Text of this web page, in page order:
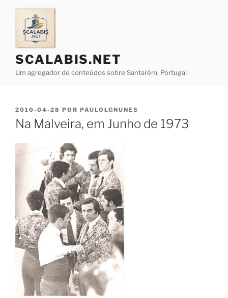
Saltar
conteúdo
SCALABIS.NET
Um agregador de conteúdos sobre Santarém, Portugal
PUBLICADO
EM
2010-04-28 POR PAULOLGNUNES
Na Malveira, em Junho de 1973